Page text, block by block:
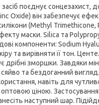
поєднує сонцезахист,
Oxide) він забезпечує
(Methyl
маски. Silica та
компоненти: Sodium
та вирівняти її тон.
дрібні зморшки. Завдяки
та бездоганний вигляд.
навіть для
ціною.
наступний шар.